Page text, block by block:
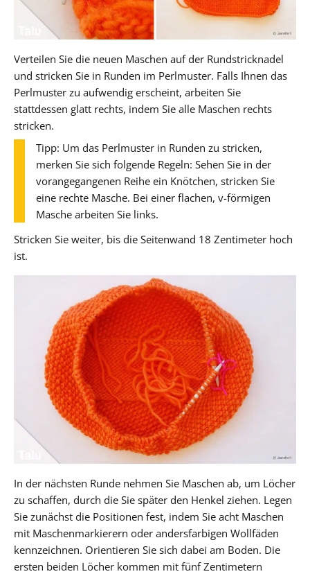
Verteilen Sie die neuen Maschen auf der Rundstricknadel
und stricken Sie in Runden im Perlmuster. Falls Ihnen das
Perlmuster zu aufwendig erscheint, arbeiten Sie
stattdessen glatt rechts, indem Sie alle Maschen rechts
stricken.
Tipp: Um das Perlmuster in Runden zu stricken,
merken Sie sich folgende Regeln: Sehen Sie in der
vorangegangenen Reihe ein Knötchen, stricken Sie
eine rechte Masche. Bei einer flachen, v-förmigen
Masche arbeiten Sie links.
Stricken Sie weiter, bis die Seitenwand 18 Zentimeter hoch
ist.
In der nächsten Runde nehmen Sie Maschen ab, um Löcher
zu schaffen, durch die Sie später den Henkel ziehen. Legen
Sie zunächst die Positionen fest, indem Sie acht Maschen
mit Maschenmarkierern oder andersfarbigen Wollfäden
kennzeichnen. Orientieren Sie sich dabei am Boden. Die
ersten beiden Löcher kommen mit fünf Zentimetern